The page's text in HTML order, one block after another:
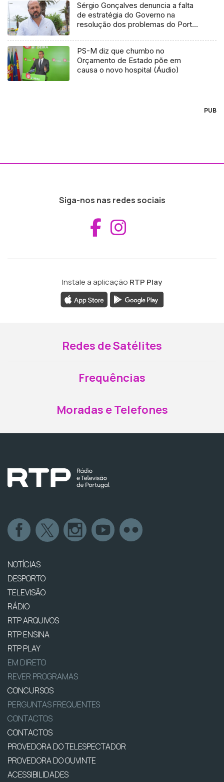
Sérgio Gonçalves denuncia a falta
de estratégia do Governo na
resolução dos problemas do Porto
PS-M diz que chumbo no
Orçamento de Estado põe em
causa o novo hospital (Áudio)
PUB
Siga-nos nas redes sociais
Aceder ao
Instale a aplicação RTP Play
Redes de Satélites
Frequências
Moradas e Telefones
NOTÍCIAS
DESPORTO
TELEVISÃO
RÁDIO
RTP ARQUIVOS
RTP ENSINA
RTP PLAY
EM DIRETO
REVER PROGRAMAS
CONCURSOS
PERGUNTAS FREQUENTES
CONTACTOS
CONTACTOS
PROVEDORA DO TELESPECTADOR
PROVEDORA DO OUVINTE
ACESSIBILIDADES